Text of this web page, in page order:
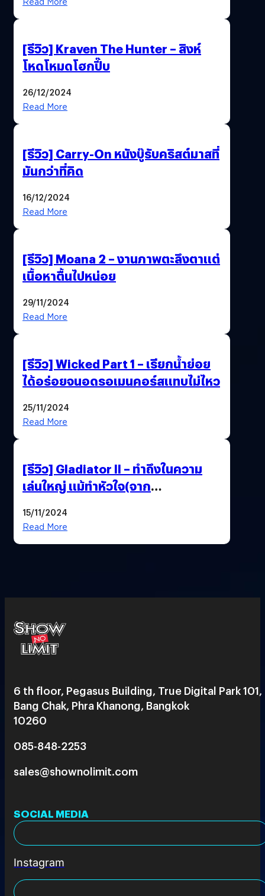
[รีวิว] Kraven The Hunter – สิงห์
โหดโหมดโฮกปี๊บ
26/12/2024
Read More
[รีวิว] Carry-On หนังบู๊รับคริสต์มาสที่
มันกว่าที่คิด
16/12/2024
Read More
[รีวิว] Moana 2 – งานภาพตะลึงตาแต่
เนื้อหาตื้นไปหน่อย
29/11/2024
Read More
[รีวิว] Wicked Part 1 – เรียกน้ำย่อย
ได้อร่อยจนอดรอเมนคอร์สแทบไม่ไหว
25/11/2024
Read More
[รีวิว] Gladiator II – ทำถึงในความ
เล่นใหญ่ แม้ทำหัวใจ(จาก
15/11/2024
Read More
6 th floor, Pegasus Building, True Digital Park 101,
Bang Chak, Phra Khanong, Bangkok
10260
085-848-2253
sales@shownolimit.com
SOCIAL MEDIA
Instagram